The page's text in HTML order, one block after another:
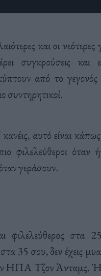
και οι
συγκρούσεις
από το γεγονός
συντηρητικοί.
αυτό είναι
φιλελεύθεροι όταν
γεράσουν.
φιλελεύθερος στα
35 σου, δεν έχεις
ΗΠΑ Τζον Άνταμς. Ή